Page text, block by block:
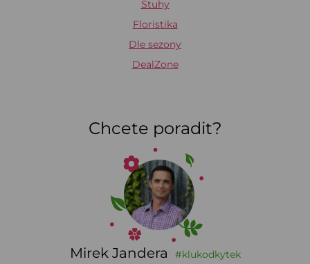
Stuhy
Floristika
Dle sezony
DealZone
Chcete poradit?
Mirek Jandera #klukodkytek